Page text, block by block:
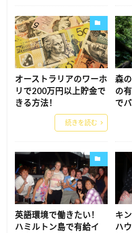
オーストラリアのワーホ
リで200万円以上貯金で
きる方法！
続きを読む
森
の
で
英語環境で働きたい！
ハミルトン島で有給イ
キ
ハ